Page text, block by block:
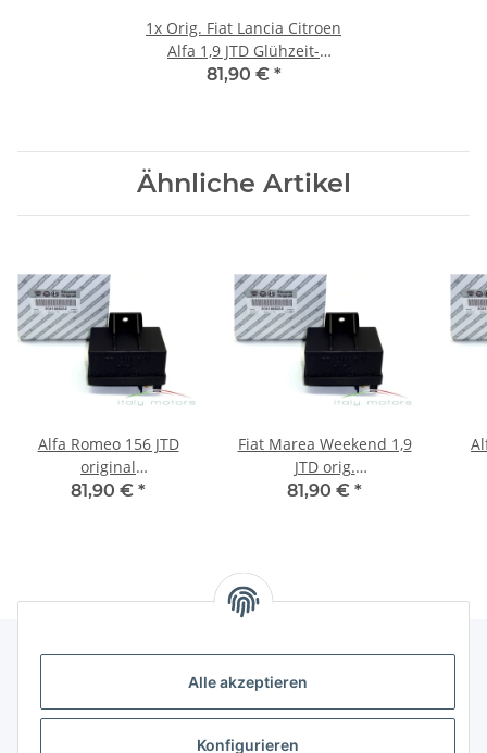
Alle akzeptieren
Konfigurieren
1x Orig. Fiat Lancia Citroen
Alfa 1,9 JTD Glühzeit-
Vorglühsteuergerät
81,90 € *
Ähnliche Artikel
Alfa Romeo 156 JTD
original
Glühzeitsteuergerät
81,90 € *
Fiat Marea Weekend 1,9
JTD orig.
Glühzeitsteuergerät
81,90 € *